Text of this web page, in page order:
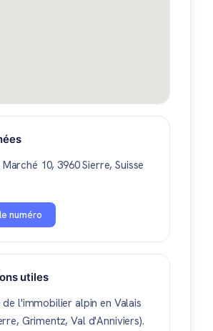
10, 3960 Sierre, Suisse
numéro
utiles
de l'immobilier alpin en Valais
Grimentz, Val d'Anniviers).